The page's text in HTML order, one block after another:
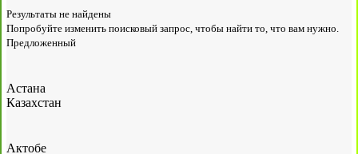
Результаты не найдены
Попробуйте изменить поисковый запрос, чтобы найти то, что вам нужно.
Предложенный
Астана
Казахстан
Актобе